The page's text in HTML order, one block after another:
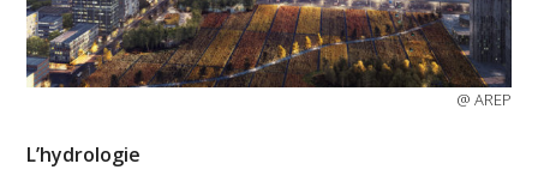
@ AREP
L’hydrologie